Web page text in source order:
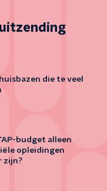
die te veel
budget alleen
opleidingen
zijn?